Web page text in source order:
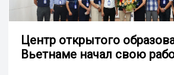
Центр открытого
Вьетнаме начал свою